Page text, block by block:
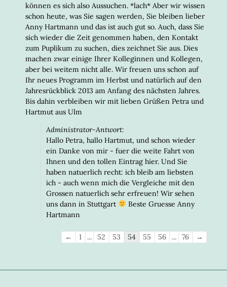
können es sich also Aussuchen. *lach* Aber wir wissen
schon heute, was Sie sagen werden, Sie bleiben lieber
Anny Hartmann und das ist auch gut so. Auch, dass Sie
sich wieder die Zeit genommen haben, den Kontakt
zum Puplikum zu suchen, dies zeichnet Sie aus. Dies
machen zwar einige Ihrer Kolleginnen und Kollegen,
aber bei weitem nicht alle. Wir freuen uns schon auf
Ihr neues Programm im Herbst und natürlich auf den
Jahresrückblick 2013 am Anfang des nächsten Jahres.
Bis dahin verbleiben wir mit lieben Grüßen Petra und
Hartmut aus Ulm
Administrator-Antwort:
Hallo Petra, hallo Hartmut, und schon wieder
ein Danke von mir - fuer die weite Fahrt von
Ihnen und den tollen Eintrag hier. Und Sie
haben natuerlich recht: ich bleib am liebsten
ich - auch wenn mich die Vergleiche mit den
Grossen natuerlich sehr erfreuen! Wir sehen
uns dann in Stuttgart
Beste Gruesse Anny
Hartmann
Navigation
← 1 ... 52 53 54 55 56 ... 76 →